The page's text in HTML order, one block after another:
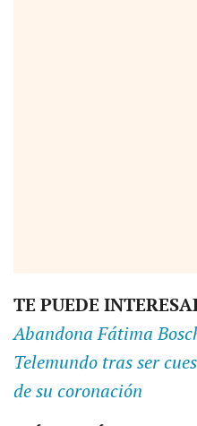
TE PUEDE
Abandona Fátima
Telemundo tras ser
de su coronación